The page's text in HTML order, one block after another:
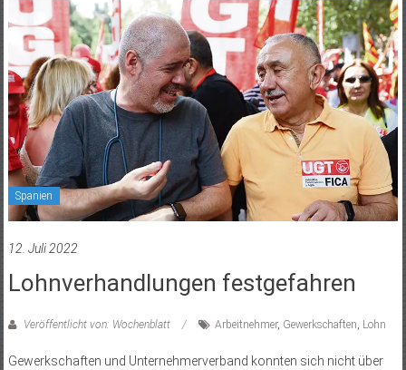
Spanien
12. Juli 2022
Lohnverhandlungen festgefahren
Veröffentlicht von: Wochenblatt Arbeitnehmer, Gewerkschaften, Lohn
Gewerkschaften und Unternehmerverband konnten sich nicht über